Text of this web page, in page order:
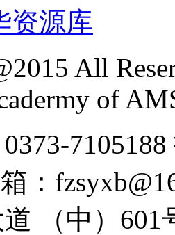
资源库
All
of
箱：
（中）601